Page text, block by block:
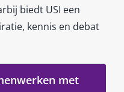
biedt USI een
kennis en debat
met